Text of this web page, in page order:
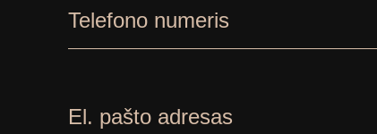
Telefono numeris
El. pašto adresas